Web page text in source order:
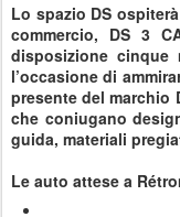
Lo spazio DS
commercio, DS 3
disposizione cinque
l’occasione di
presente del marchio
che coniugano
guida, materiali
Le auto attese a